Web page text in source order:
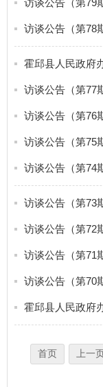
访谈公告（第
访谈公告（第
首页 上一页